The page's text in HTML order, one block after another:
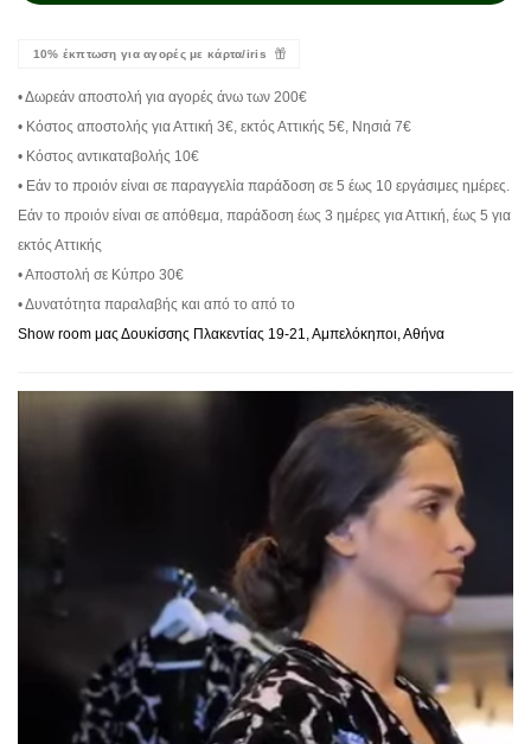
10% έκπτωση για αγορές με κάρτα/iris
• Δωρεάν αποστολή για αγορές άνω των 200€
• Κόστος αποστολής για Αττική 3€, εκτός Αττικής 5€, Νησιά 7€
• Κόστος αντικαταβολής 10€
• Εάν το προιόν είναι σε παραγγελία παράδοση σε 5 έως 10 εργάσιμες ημέρες.
Εάν το προιόν είναι σε απόθεμα, παράδοση έως 3 ημέρες για Αττική, έως 5 για
εκτός Αττικής
• Αποστολή σε Κύπρο 30€
• Δυνατότητα παραλαβής και από το από το
Show room μας Δουκίσσης Πλακεντίας 19-21, Αμπελόκηποι, Αθήνα